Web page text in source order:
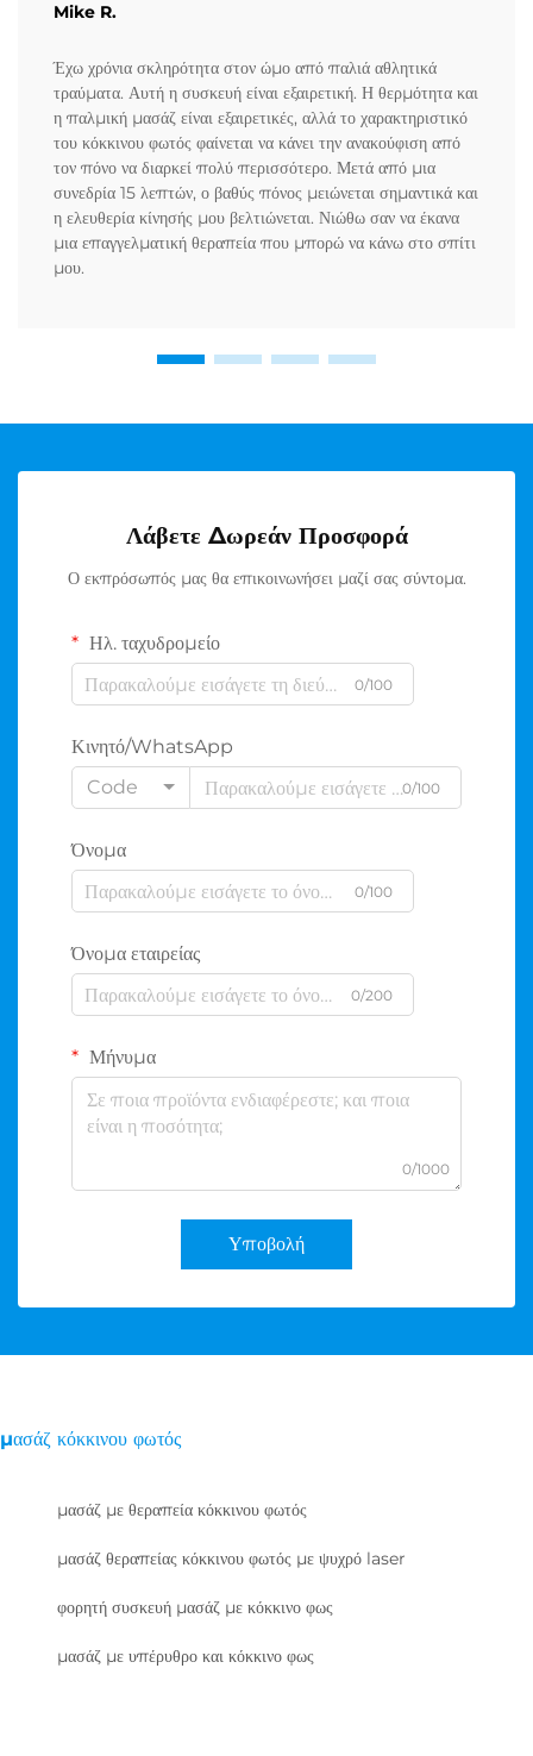
Mike R.
Έχω χρόνια σκληρότητα στον ώμο από παλιά αθλητικά
τραύματα. Αυτή η συσκευή είναι εξαιρετική. Η θερμότητα και
η παλμική μασάζ είναι εξαιρετικές, αλλά το χαρακτηριστικό
του κόκκινου φωτός φαίνεται να κάνει την ανακούφιση από
τον πόνο να διαρκεί πολύ περισσότερο. Μετά από μια
συνεδρία 15 λεπτών, ο βαθύς πόνος μειώνεται σημαντικά και
η ελευθερία κίνησής μου βελτιώνεται. Νιώθω σαν να έκανα
μια επαγγελματική θεραπεία που μπορώ να κάνω στο σπίτι
μου.
Λάβετε Δωρεάν Προσφορά
Ο εκπρόσωπός μας θα επικοινωνήσει μαζί σας σύντομα.
Ηλ. ταχυδρομείο
0/100
Κινητό/WhatsApp
Code
0/100
Όνομα
0/100
Όνομα εταιρείας
0/200
Μήνυμα
0/1000
Υποβολή
μασάζ κόκκινου φωτός
μασάζ με θεραπεία κόκκινου φωτός
μασάζ θεραπείας κόκκινου φωτός με ψυχρό laser
φορητή συσκευή μασάζ με κόκκινο φως
μασάζ με υπέρυθρο και κόκκινο φως